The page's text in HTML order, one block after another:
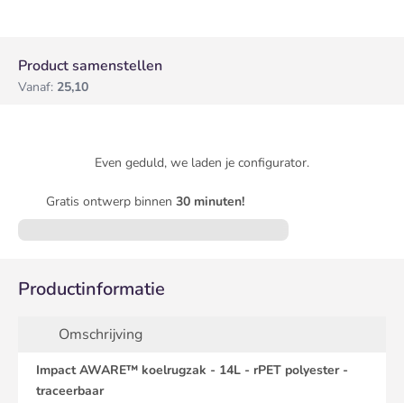
Product samenstellen
Vanaf: 25,10
Even geduld, we laden je configurator.
Gratis ontwerp binnen 30 minuten!
Productinformatie
Omschrijving
Impact AWARE™ koelrugzak - 14L - rPET polyester -
traceerbaar